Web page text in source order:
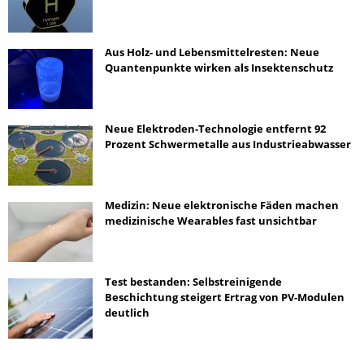
Aus Holz- und Lebensmittelresten: Neue
Quantenpunkte wirken als Insektenschutz
Neue Elektroden-Technologie entfernt 92
Prozent Schwermetalle aus Industrieabwasser
Medizin: Neue elektronische Fäden machen
medizinische Wearables fast unsichtbar
Test bestanden: Selbstreinigende
Beschichtung steigert Ertrag von PV-Modulen
deutlich